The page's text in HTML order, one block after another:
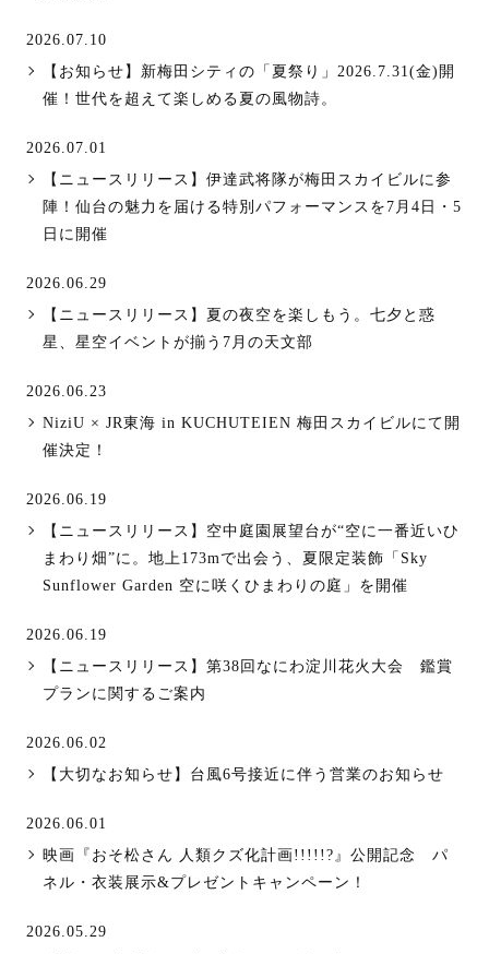
2026.07.10
【お知らせ】新梅田シティの「夏祭り」2026.7.31(金)開
催！世代を超えて楽しめる夏の風物詩。
2026.07.01
【ニュースリリース】伊達武将隊が梅田スカイビルに参
陣！仙台の魅力を届ける特別パフォーマンスを7月4日・5
日に開催
2026.06.29
【ニュースリリース】夏の夜空を楽しもう。七夕と惑
星、星空イベントが揃う7月の天文部
2026.06.23
NiziU × JR東海 in KUCHUTEIEN 梅田スカイビルにて開
催決定！
2026.06.19
【ニュースリリース】空中庭園展望台が“空に一番近いひ
まわり畑”に。地上173mで出会う、夏限定装飾「Sky
Sunflower Garden 空に咲くひまわりの庭」を開催
2026.06.19
【ニュースリリース】第38回なにわ淀川花火大会 鑑賞
プランに関するご案内
2026.06.02
【大切なお知らせ】台風6号接近に伴う営業のお知らせ
2026.06.01
映画『おそ松さん 人類クズ化計画!!!!!?』公開記念 パ
ネル・衣装展示&プレゼントキャンペーン！
2026.05.29